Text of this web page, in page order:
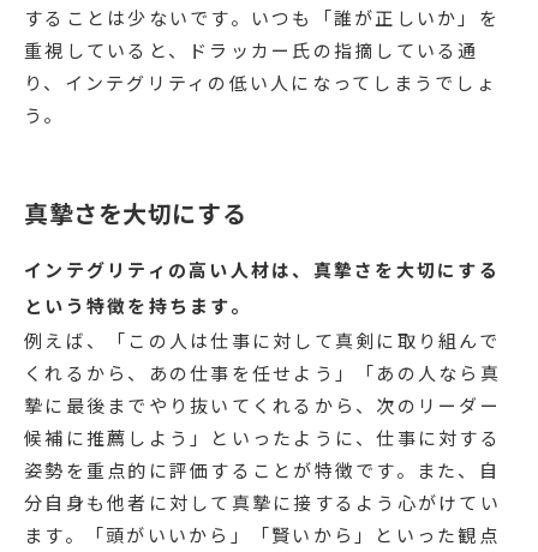
することは少ないです。いつも「誰が正しいか」を
重視していると、ドラッカー氏の指摘している通
り、インテグリティの低い人になってしまうでしょ
う。
真摯さを大切にする
インテグリティの高い人材は、真摯さを大切にする
という特徴を持ちます。
例えば、「この人は仕事に対して真剣に取り組んで
くれるから、あの仕事を任せよう」「あの人なら真
摯に最後までやり抜いてくれるから、次のリーダー
候補に推薦しよう」といったように、仕事に対する
姿勢を重点的に評価することが特徴です。また、自
分自身も他者に対して真摯に接するよう心がけてい
ます。「頭がいいから」「賢いから」といった観点